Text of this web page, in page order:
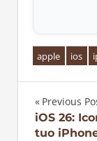
apple ios
Previous
iOS 26:
tuo